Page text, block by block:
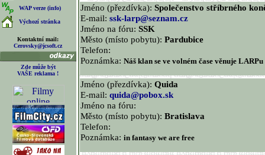
WAP verze (info)
Výchozí stránka
Kontaktní mail:
Cerovsky@jcsoft.cz
Zde může být
VAŠE reklama !
Jméno (přezdívka): Společenstvo stříbrného
E-mail: ssk-larp@seznam.cz
Jméno na fóru: SSK
Město (místo pobytu): Pardubice
Telefon:
Poznámka: Náš klan se ve volném čase věnuje
Jméno (přezdívka): Quida
E-mail: quida@pobox.sk
Jméno na fóru:
Město (místo pobytu): Bratislava
Telefon:
Poznámka: in fantasy we are free